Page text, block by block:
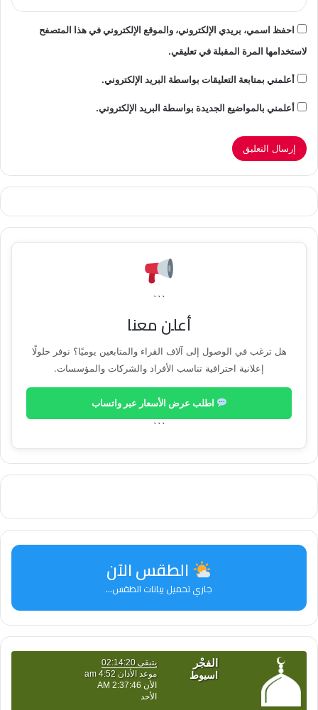
احفظ اسمي، بريدي الإلكتروني، والموقع الإلكتروني في هذا المتصفح
لاستخدامها المرة المقبلة في تعليقي.
أعلمني بمتابعة التعليقات بواسطة البريد الإلكتروني.
أعلمني بالمواضيع الجديدة بواسطة البريد الإلكتروني.
```
أعلن معنا
هل ترغب في الوصول إلى آلاف القراء والمتابعين يوميًا؟ نوفر حلولًا
إعلانية احترافية تناسب الأفراد والشركات والمؤسسات.
اطلب عرض الأسعار عبر واتساب
```
الطقس الآن
جاري تحميل بيانات الطقس...